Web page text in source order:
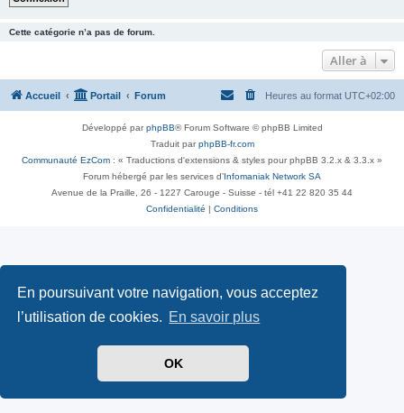
En poursuivant votre navigation, vous acceptez
l’utilisation de cookies. En savoir plus
OK
Cette catégorie n’a pas de forum.
Aller à
Accueil Portail Forum Heures au format UTC+02:00
Développé parphpBB® Forum Software © phpBB Limited
Traduit parphpBB-fr.com
Communauté EzCom : « Traductions d'extensions & styles pour phpBB 3.2.x & 3.3.x »
Forum hébergé par les services d’ Infomaniak Network SA
Avenue de la Praille, 26 - 1227 Carouge - Suisse - tél +41 22 820 35 44
Confidentialité
Conditions